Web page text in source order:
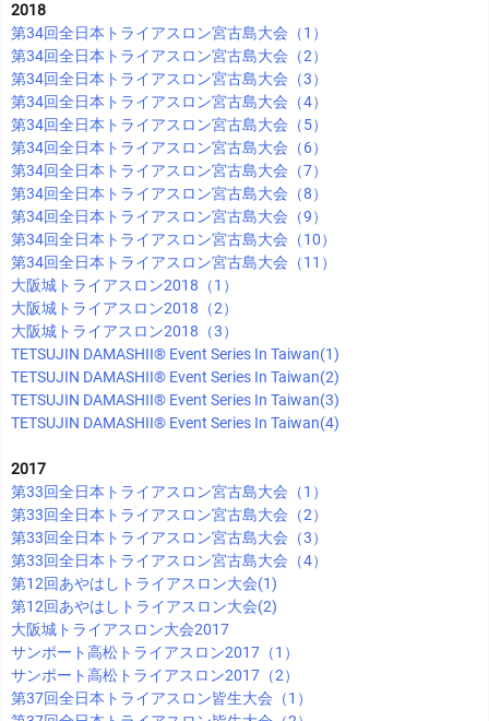
2018
第34回全日本トライアスロン宮古島大会（1）
第34回全日本トライアスロン宮古島大会（2）
第34回全日本トライアスロン宮古島大会（3）
第34回全日本トライアスロン宮古島大会（4）
第34回全日本トライアスロン宮古島大会（5）
第34回全日本トライアスロン宮古島大会（6）
第34回全日本トライアスロン宮古島大会（7）
第34回全日本トライアスロン宮古島大会（8）
第34回全日本トライアスロン宮古島大会（9）
第34回全日本トライアスロン宮古島大会（10）
第34回全日本トライアスロン宮古島大会（11）
大阪城トライアスロン2018（1）
大阪城トライアスロン2018（2）
大阪城トライアスロン2018（3）
TETSUJIN DAMASHII®︎ Event Series In Taiwan(1)
TETSUJIN DAMASHII®︎ Event Series In Taiwan(2)
TETSUJIN DAMASHII®︎ Event Series In Taiwan(3)
TETSUJIN DAMASHII®︎ Event Series In Taiwan(4)
2017
第33回全日本トライアスロン宮古島大会（1）
第33回全日本トライアスロン宮古島大会（2）
第33回全日本トライアスロン宮古島大会（3）
第33回全日本トライアスロン宮古島大会（4）
第12回あやはしトライアスロン大会(1)
第12回あやはしトライアスロン大会(2)
大阪城トライアスロン大会2017
サンポート高松トライアスロン2017（1）
サンポート高松トライアスロン2017（2）
第37回全日本トライアスロン皆生大会（1）